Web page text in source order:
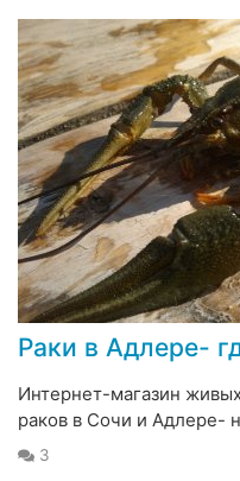
Раки в Адлере-
Интернет-магазин
раков в Сочи и Адлере-
3